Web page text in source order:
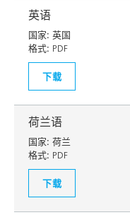
英语
国家: 英国
格式: PDF
下载
荷兰语
国家: 荷兰
格式: PDF
下载